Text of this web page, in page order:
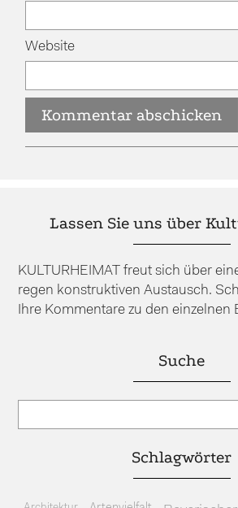
Website
Lassen Sie uns über
KULTURHEIMAT freut sich über
regen konstruktiven Austausch.
Ihre Kommentare zu den einzelnen
Suche
Schlagwörter